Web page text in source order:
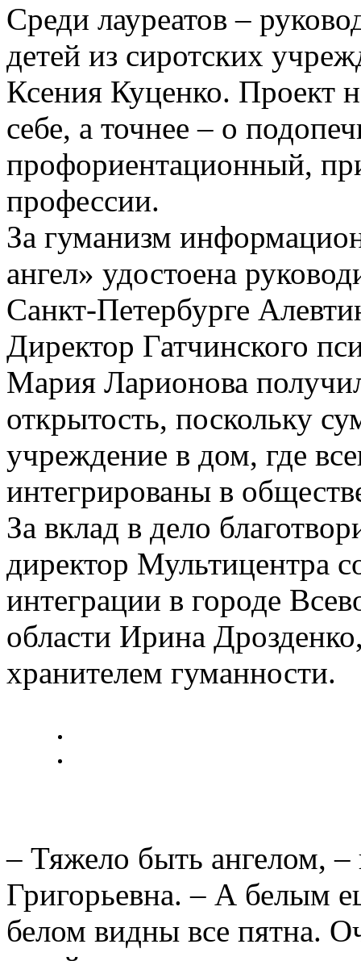
Среди лауреатов –
детей из сиротских
Ксения Куценко. Проект
себе, а точнее – о
профориентационный,
профессии.
За гуманизм
ангел» удостоена
Санкт-Петербурге
Директор Гатчинского
Мария Ларионова
открытость, поскольку
учреждение в дом, где
интегрированы в
За вклад в дело
директор Мультицентра
интеграции в городе
области Ирина
хранителем гуманности.
– Тяжело быть ангелом,
Григорьевна. – А белым
белом видны все пятна.